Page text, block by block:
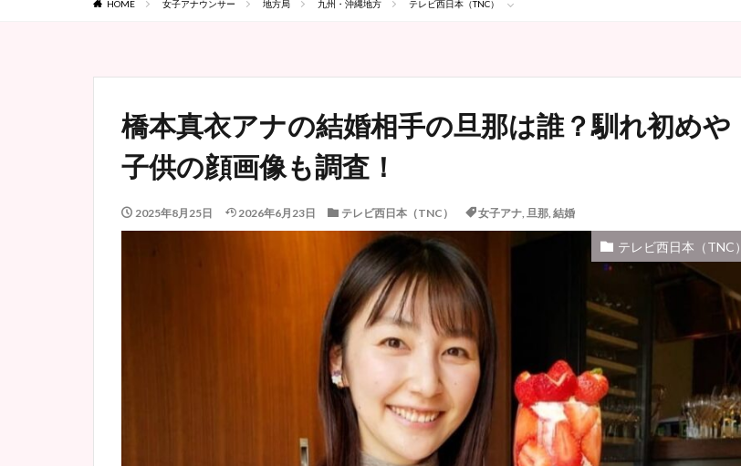
HOME 女子アナウンサー 地方局 九州・沖縄地方 テレビ西日本（TNC）
橋本真衣アナの結婚相手の旦那は誰？馴れ初めや
子供の顔画像も調査！
2025年8月25日 2026年6月23日 テレビ西日本（TNC） 女子アナ, 旦那, 結婚
テレビ西日本（TNC）